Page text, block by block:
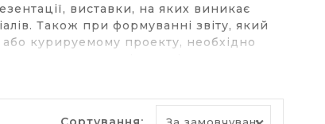
виставки, на яких виникає
Також при формуванні звіту, який
курируемому проекту, необхідно